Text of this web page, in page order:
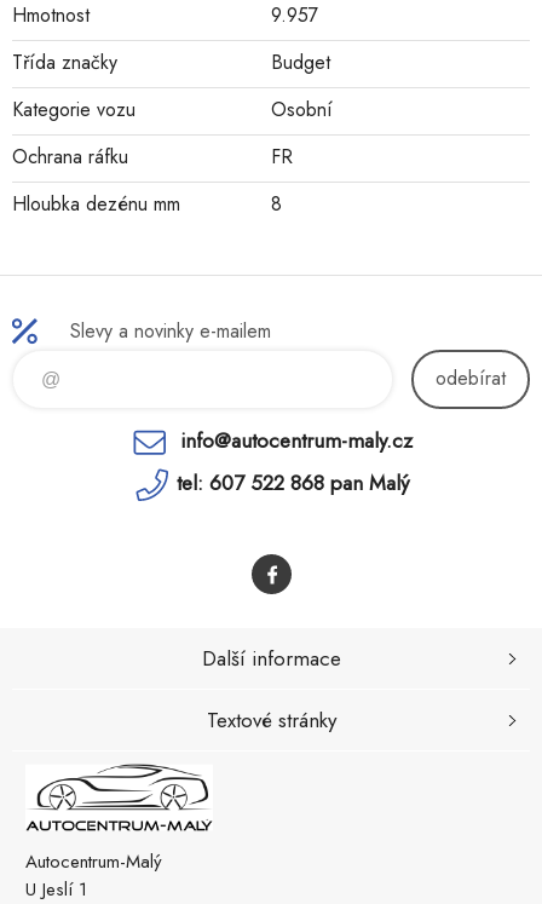
Hmotnost
9.957
Třída značky
Budget
Kategorie vozu
Osobní
Ochrana ráfku
FR
Hloubka dezénu mm
8
Slevy a novinky e-mailem
odebírat
info@autocentrum-maly.cz
tel: 607 522 868 pan Malý
Autocentrum-Malý
U Jeslí 1
Další informace
Textové stránky